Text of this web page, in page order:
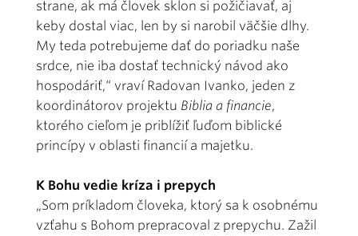
strane, ak má človek sklon si požičiavať, aj
keby dostal viac, len by si narobil väčšie dlhy.
My teda potrebujeme dať do poriadku naše
srdce, nie iba dostať technický návod ako
hospodáriť,“ vraví Radovan Ivanko, jeden z
koordinátorov projektu Biblia a financie,
ktorého cieľom je priblížiť ľuďom biblické
princípy v oblasti financií a majetku.
K Bohu vedie kríza i prepych
„Som príkladom človeka, ktorý sa k osobnému
vzťahu s Bohom prepracoval z prepychu. Zažil